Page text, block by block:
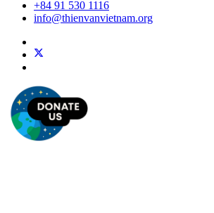
+84 91 530 1116
info@thienvanvietnam.org